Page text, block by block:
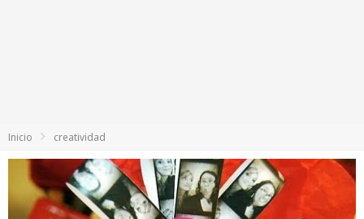
Inicio creatividad